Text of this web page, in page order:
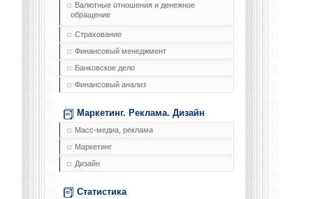
Валютные отношения и денежное
обращение
Страхование
Финансовый менеджмент
Банковское дело
Финансовый анализ
Маркетинг. Реклама. Дизайн
Масс-медиа, реклама
Маркетинг
Дизайн
Статистика